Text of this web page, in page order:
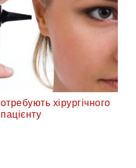
хірургічного